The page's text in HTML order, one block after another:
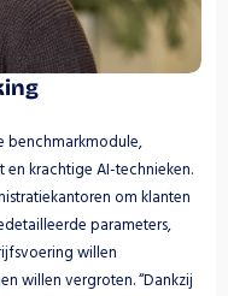
benchmarkmodule,
krachtige AI-technieken.
om klanten
parameters,
willen
willen vergroten. “Dankzij